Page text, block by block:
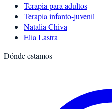
Terapia para adultos
Terapia infanto-juvenil
Natalia Chiva
Elia Lastra
Dónde estamos